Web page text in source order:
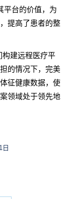
平台的价值，为
提高了患者的整
构建远程医疗平
的情况下，完美
征健康数据，使
领域处于领先地
日